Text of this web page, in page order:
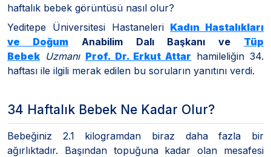
haftalık bebek görüntüsü nasıl olur?
Yeditepe Üniversitesi Hastaneleri Kadın Hastalıkları
ve DoğumAnabilim Dalı Başkanı ve Tüp
Bebek Uzmanı Prof. Dr. Erkut Attar hamileliğin 34.
haftası ile ilgili merak edilen bu soruların yanıtını verdi.
34 Haftalık Bebek Ne Kadar Olur?
Bebeğiniz 2.1 kilogramdan biraz daha fazla bir
ağırlıktadır. Başından topuğuna kadar olan mesafesi